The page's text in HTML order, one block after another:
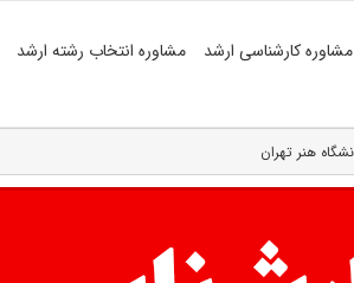
مشاوره کارشناسی ارشد مشاوره انتخاب رشته ارشد